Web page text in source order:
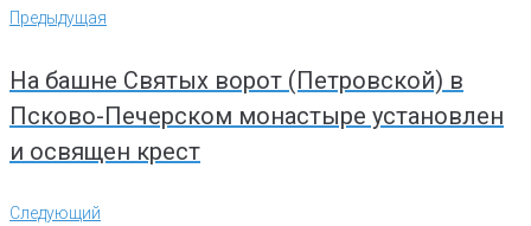
Навигация
по
Предыдущая
Предыдущая
На башне Святых ворот (Петровской) в
Псково-Печерском монастыре установлен
и освящен крест
Следующий
Следующий